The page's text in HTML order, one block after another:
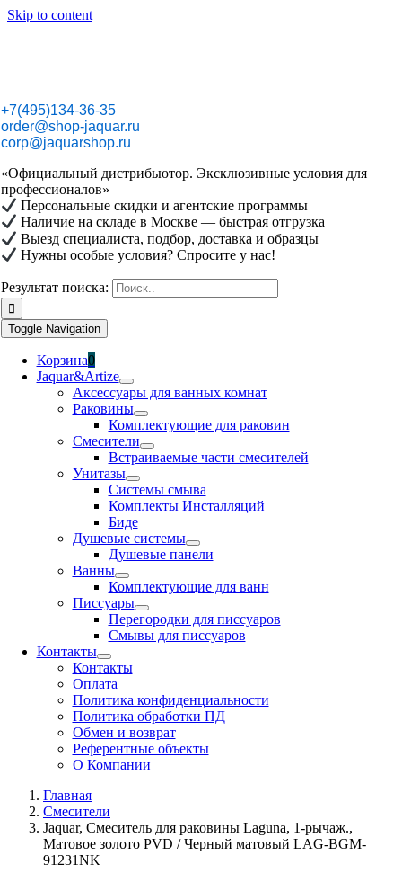
Skip to content
+7(495)134-36-35
order@shop-jaquar.ru
corp@jaquarshop.ru
«Официальный дистрибьютор. Эксклюзивные условия для
профессионалов»
Персональные скидки и агентские программы
Наличие на складе в Москве — быстрая отгрузка
Выезд специалиста, подбор, доставка и образцы
Нужны особые условия? Спросите у нас!
Результат поиска:
Toggle Navigation
Корзина0
Jaquar&Artize
Аксессуары для ванных комнат
Раковины
Комплектующие для раковин
Смесители
Встраиваемые части смесителей
Унитазы
Системы смыва
Комплекты Инсталляций
Биде
Душевые системы
Душевые панели
Ванны
Комплектующие для ванн
Писсуары
Перегородки для писсуаров
Смывы для писсуаров
Контакты
Контакты
Оплата
Политика конфиденциальности
Политика обработки ПД
Обмен и возврат
Референтные объекты
О Компании
Главная
Смесители
Jaquar, Смеситель для раковины Laguna, 1-рычаж.,
Матовое золото PVD / Черный матовый LAG-BGM-
91231NK